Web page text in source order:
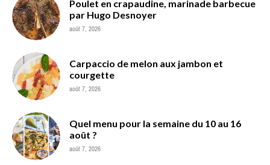
Poulet en crapaudine, marinade barbecue
par Hugo Desnoyer
août 7, 2026
Carpaccio de melon aux jambon et
courgette
août 7, 2026
Quel menu pour la semaine du 10 au 16
août ?
août 7, 2026